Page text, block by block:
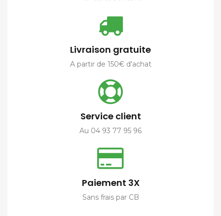
Livraison gratuite
A partir de 150€ d'achat
Service client
Au 04 93 77 95 96
Paiement 3X
Sans frais par CB